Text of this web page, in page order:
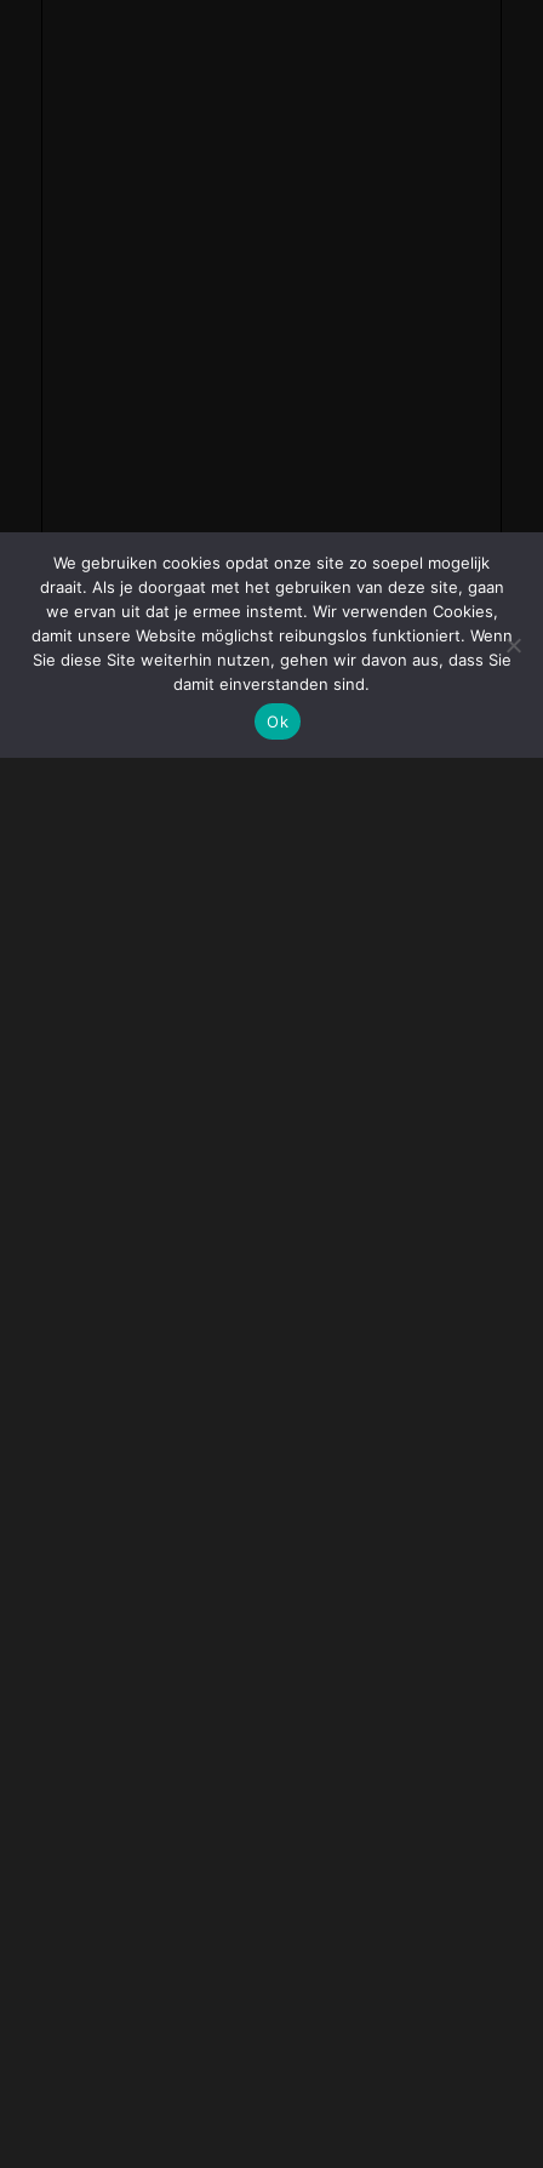
We gebruiken cookies opdat onze site zo soepel mogelijk
draait. Als je doorgaat met het gebruiken van deze site, gaan
we ervan uit dat je ermee instemt. Wir verwenden Cookies,
damit unsere Website möglichst reibungslos funktioniert. Wenn
Sie diese Site weiterhin nutzen, gehen wir davon aus, dass Sie
damit einverstanden sind.
Ok